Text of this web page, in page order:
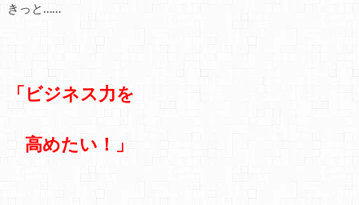
きっと……
「ビジネス力を
高めたい！」